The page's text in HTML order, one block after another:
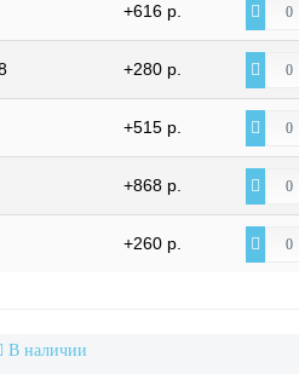
+616 р.
+280 р.
+515 р.
+868 р.
+260 р.
В наличии